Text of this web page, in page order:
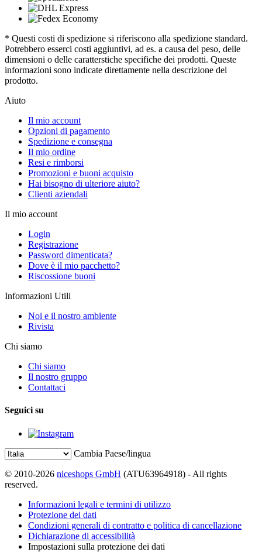
* Questi costi di spedizione si riferiscono alla spedizione standard.
Potrebbero esserci costi aggiuntivi, ad es. a causa del peso, delle
dimensioni o delle caratterstiche specifiche dei prodotti. Queste
informazioni sono indicate direttamente nella descrizione del
prodotto.
Aiuto
Il mio account
Opzioni di pagamento
Spedizione e consegna
Il mio ordine
Resi e rimborsi
Promozioni e buoni acquisto
Hai bisogno di ulteriore aiuto?
Clienti aziendali
Il mio account
Login
Registrazione
Password dimenticata?
Dove è il mio pacchetto?
Riscossione buoni
Informazioni Utili
Noi e il nostro ambiente
Rivista
Chi siamo
Chi siamo
Il nostro gruppo
Contattaci
Seguici su
Cambia Paese/lingua
© 2010-2026 niceshops GmbH (ATU63964918) - All rights
reserved.
Informazioni legali e termini di utilizzo
Protezione dei dati
Condizioni generali di contratto e politica di cancellazione
Dichiarazione di accessibilità
Impostazioni sulla protezione dei dati